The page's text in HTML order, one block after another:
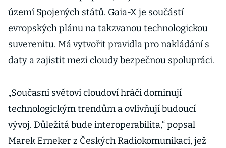
území Spojených států. Gaia-X je součástí
evropských plánu na takzvanou technologickou
suverenitu. Má vytvořit pravidla pro nakládání s
daty a zajistit mezi cloudy bezpečnou spolupráci.
„Současní světoví cloudoví hráči dominují
technologickým trendům a ovlivňují budoucí
vývoj. Důležitá bude interoperabilita,“ popsal
Marek Erneker z Českých Radiokomunikací, jež